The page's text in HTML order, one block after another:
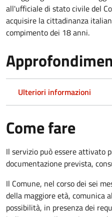
all'ufficiale di stato civile del
acquisire la cittadinanza
compimento dei 18 anni.
Ulteriori informazioni
Come fare
Il servizio può essere attivato
documentazione prevista,
Il Comune, nel corso dei sei
della maggiore età, comunica
possibilità, in presenza dei